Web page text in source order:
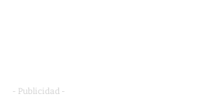
- Publicidad -